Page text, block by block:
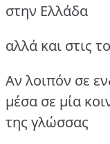
στην Ελλάδα
αλλά και στις
Αν λοιπόν σε
μέσα σε μία
της γλώσσας